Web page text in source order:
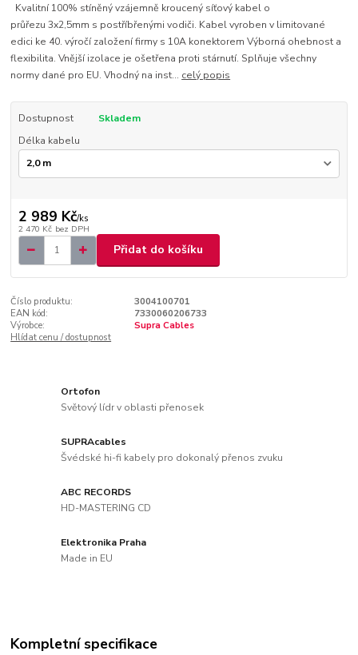
Kvalitní 100% stíněný vzájemně kroucený síťový kabel o
průřezu 3x2,5mm s postříbřenými vodiči. Kabel vyroben v limitované
edici ke 40. výročí založení firmy s 10A konektorem Výborná ohebnost a
flexibilita. Vnější izolace je ošetřena proti stárnutí. Splňuje všechny
normy dané pro EU. Vhodný na inst... celý popis
Dostupnost
Skladem
Délka kabelu
2 989 Kč/ks
2 470 Kč bez DPH
Přidat do košíku
Číslo produktu:
3004100701
EAN kód:
7330060206733
Výrobce:
Supra Cables
Hlídat cenu / dostupnost
Ortofon
Světový lídr v oblasti přenosek
SUPRAcables
Švédské hi-fi kabely pro dokonalý přenos zvuku
ABC RECORDS
HD-MASTERING CD
Elektronika Praha
Made in EU
Kompletní specifikace